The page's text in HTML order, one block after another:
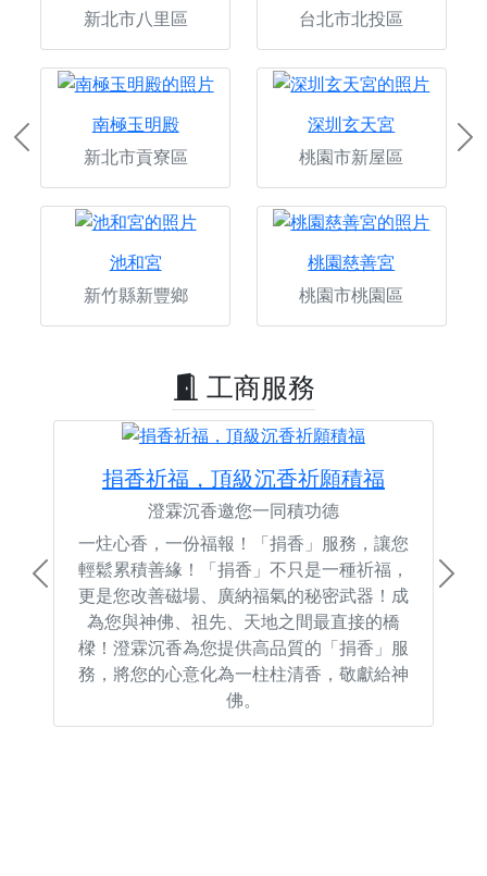
新北市八里區
台北市北投區
南極玉明殿
新北市貢寮區
深圳玄天宮
桃園市新屋區
池和宮
新竹縣新豐鄉
桃園慈善宮
桃園市桃園區
Previous
工商服務
捐香祈福，頂級沉香祈願積福
澄霖沉香邀您一同積功德
一炷心香，一份福報！「捐香」服務，讓您
輕鬆累積善緣！「捐香」不只是一種祈福，
更是您改善磁場、廣納福氣的秘密武器！成
為您與神佛、祖先、天地之間最直接的橋
樑！澄霖沉香為您提供高品質的「捐香」服
務，將您的心意化為一柱柱清香，敬獻給神
佛。
Previous Next